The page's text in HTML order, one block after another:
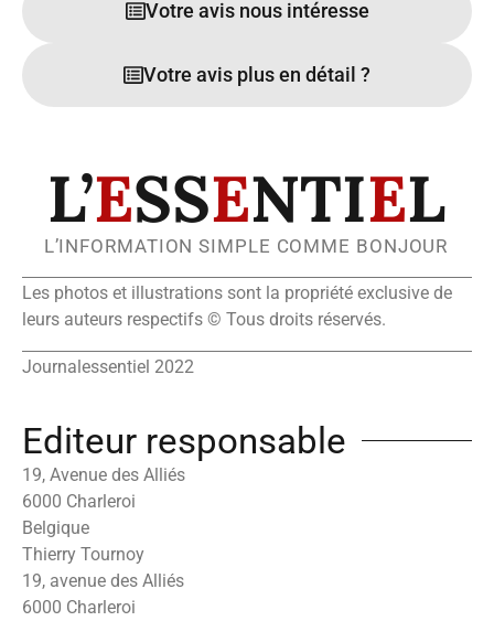
Votre avis nous intéresse
Votre avis plus en détail ?
L’ESSENTIEL
L’INFORMATION SIMPLE COMME BONJOUR
Les photos et illustrations sont la propriété exclusive de
leurs auteurs respectifs © Tous droits réservés.
Journalessentiel 2022
Editeur responsable
19, Avenue des Alliés
6000 Charleroi
Belgique
Thierry Tournoy
19, avenue des Alliés
6000 Charleroi